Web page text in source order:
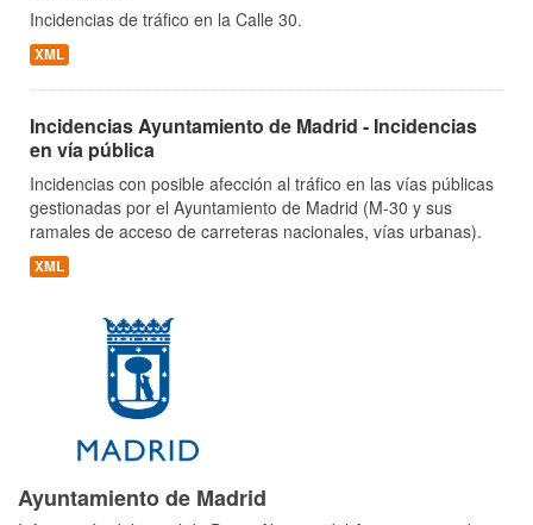
Incidencias de tráfico en la Calle 30.
XML
Incidencias Ayuntamiento de Madrid - Incidencias
en vía pública
Incidencias con posible afección al tráfico en las vías públicas
gestionadas por el Ayuntamiento de Madrid (M-30 y sus
ramales de acceso de carreteras nacionales, vías urbanas).
XML
Ayuntamiento de Madrid